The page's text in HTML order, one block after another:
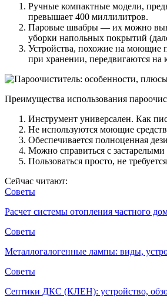
Ручные компактные модели,
превышает 400 миллилитров.
Паровые швабры — их можно
уборки напольных покрытий
Устройства, похожие на моющие
при хранении, передвигаются на
Преимущества использования
Инструмент универсален. Как
Не используются моющие
Обеспечивается полноценная
Можно справиться с
Пользоваться просто, не
Сейчас читают:
Советы
Расчет системы отопления частного
Советы
Металлогалогенные лампы: виды,
Советы
Септики ДКС (КЛЕН): устройство,